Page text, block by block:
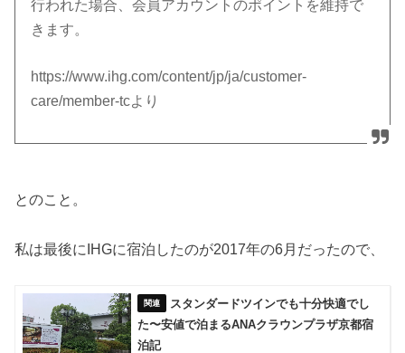
行われた場合、会員アカウントのポイントを維持で
きます。
https://www.ihg.com/content/jp/ja/customer-
care/member-tcより
とのこと。
私は最後にIHGに宿泊したのが2017年の6月だったので、
スタンダードツインでも十分快適でし
た〜安値で泊まるANAクラウンプラザ京都宿
泊記